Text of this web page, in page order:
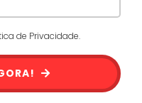
de Privacidade.